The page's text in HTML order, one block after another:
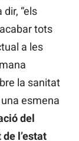
“els
tots
a les
la sanitat
esmena
del
l’estat